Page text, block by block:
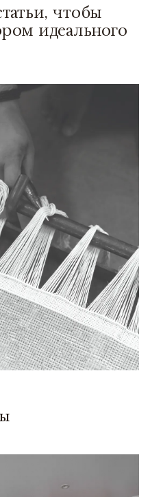
чтобы
идеального